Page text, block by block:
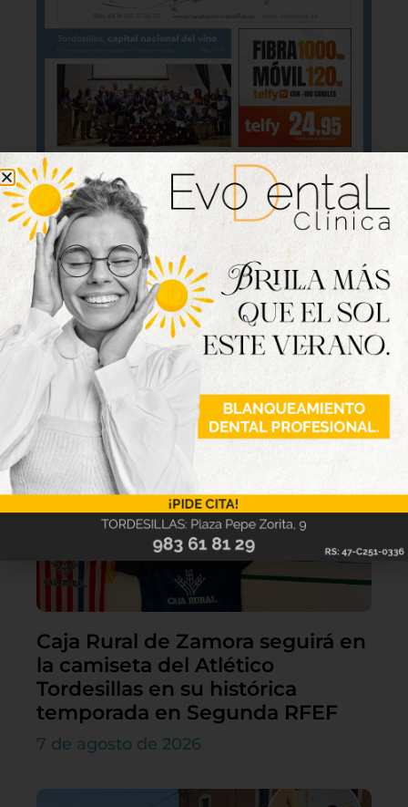
Lo último
Caja Rural de Zamora seguirá en
la camiseta del Atlético
Tordesillas en su histórica
temporada en Segunda RFEF
7 de agosto de 2026